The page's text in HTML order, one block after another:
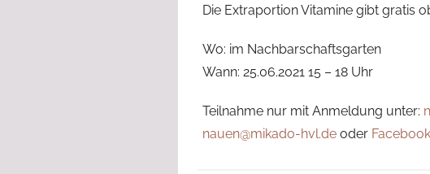
Die Extraportion Vitamine gibt gratis
Wo: im Nachbarschaftsgarten
Wann: 25.06.2021 15 – 18 Uhr
Teilnahme nur mit Anmeldung unter:
nauen@mikado-hvl.de oder Facebook